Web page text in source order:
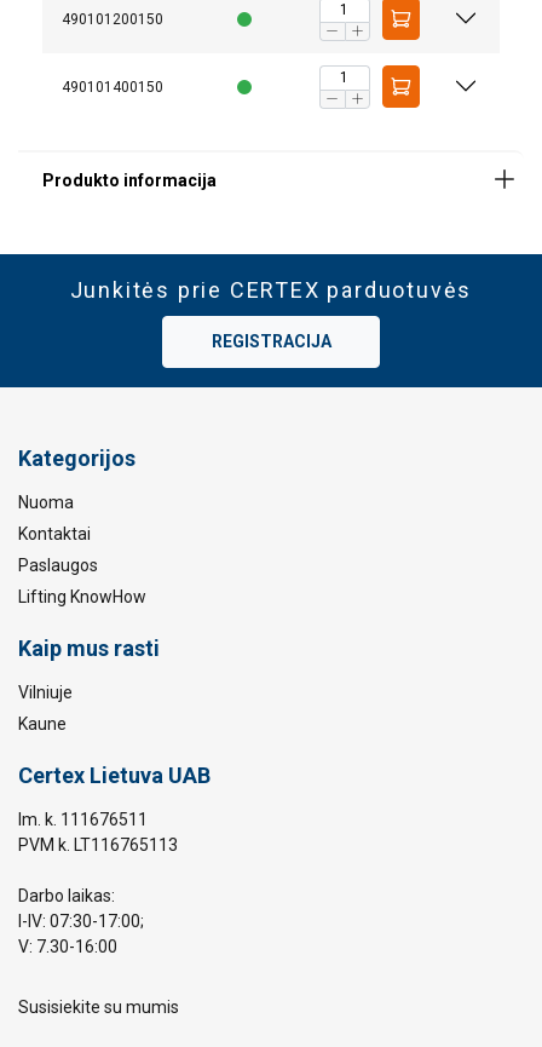
490101200150
490101400150
Junkitės prie CERTEX parduotuvės
REGISTRACIJA
Kategorijos
Nuoma
Kontaktai
Paslaugos
Lifting KnowHow
Kaip mus rasti
Vilniuje
Kaune
Certex Lietuva UAB
Im. k. 111676511
PVM k. LT116765113
Darbo laikas:
I-IV: 07:30-17:00;
V: 7.30-16:00
Susisiekite su mumis